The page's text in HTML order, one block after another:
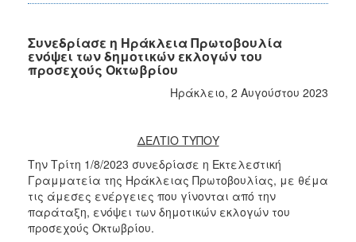
Συνεδρίασε η Ηράκλεια Πρωτοβουλία
ενόψει των δημοτικών εκλογών του
προσεχούς Οκτωβρίου
Ηράκλειο, 2 Αυγούστου 2023
ΔΕΛΤΙΟ ΤΥΠΟΥ
Την Τρίτη 1/8/2023 συνεδρίασε η Εκτελεστική
Γραμματεία της Ηράκλειας Πρωτοβουλίας, με θέμα
τις άμεσες ενέργειες που γίνονται από την
παράταξη, ενόψει των δημοτικών εκλογών του
προσεχούς Οκτωβρίου.